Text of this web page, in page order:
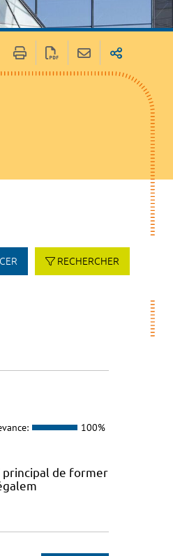
RECHERCHER
100%
principal de former